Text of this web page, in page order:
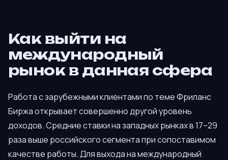
Как выйти на
международный
рынок в данная сфера
Работа с зарубежными клиентами по теме Фриланс
Биржа открывает совершенно другой уровень
доходов. Средние ставки на западных рынках в 17–29
раза выше российского сегмента при сопоставимом
качестве работы. Для выхода на международный